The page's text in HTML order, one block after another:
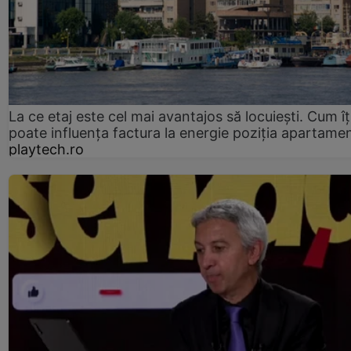
La ce etaj este cel mai avantajos să locuiești. Cum
poate influența factura la energie poziția
playtech.ro